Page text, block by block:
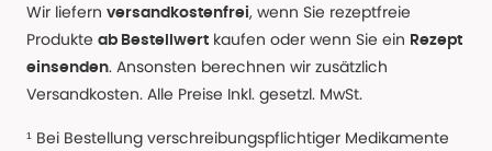
Wir liefern versandkostenfrei, wenn Sie rezeptfreie
Produkte ab Bestellwert kaufen oder wenn Sie ein Rezept
einsenden. Ansonsten berechnen wir zusätzlich
Versandkosten. Alle Preise Inkl. gesetzl. MwSt.
¹ Bei Bestellung verschreibungspflichtiger Medikamente